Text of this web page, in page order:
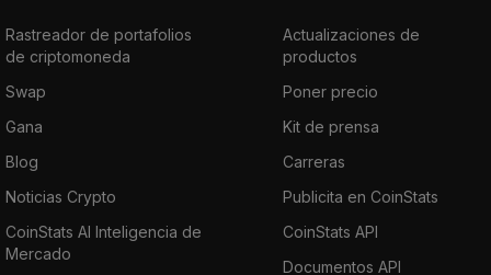
Rastreador de portafolios
de criptomoneda
Swap
Gana
Blog
Noticias Crypto
CoinStats AI Inteligencia de
Mercado
Actualizaciones de
productos
Poner precio
Kit de prensa
Carreras
Publicita en CoinStats
CoinStats API
Documentos API